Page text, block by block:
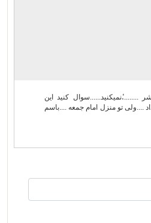
.........ٔنمیکنید......سوال کنید این
....ولی تو منزل امام جمعه ....باسم